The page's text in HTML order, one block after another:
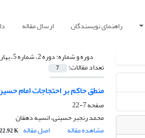
راهنمای نویسندگان ارسال مقاله
دوره و شماره:دوره 2، شماره 5، بهار 1396
تعداد مقالات: 7
منطق حاکم بر احتجاجات امام
صفحه7-22
محمد رنجبر حسینی، انسیه دهقان
مشاهده مقاله
اصل مقاله K